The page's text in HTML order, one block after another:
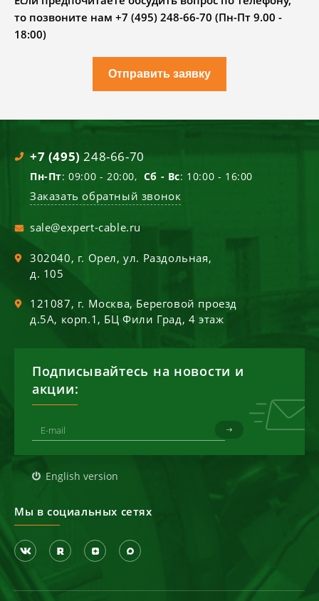
то позвоните нам +7 (495) 248-66-70 (Пн-Пт 9.00 -
18:00)
Отправить заявку
+7 (495) 248-66-70
Пн-Пт: 09:00 - 20:00, Сб - Вс: 10:00 - 16:00
Заказать обратный звонок
sale@expert-cable.ru
302040, г. Орел,ул. Раздольная,
д. 105
121087, г. Москва, Береговой проезд
д.5А, корп.1, БЦ Фили Град, 4 этаж
Подписывайтесь на новости и
акции:
English version
Мы в социальных сетях